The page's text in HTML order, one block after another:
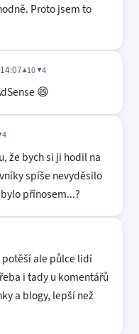
Proto jsem to
▲10 ▼4
😄
že bych si ji hodil na
spíše nevyděsilo
přínosem...?
ale půlce lidí
i tady u komentářů
a blogy, lepší než